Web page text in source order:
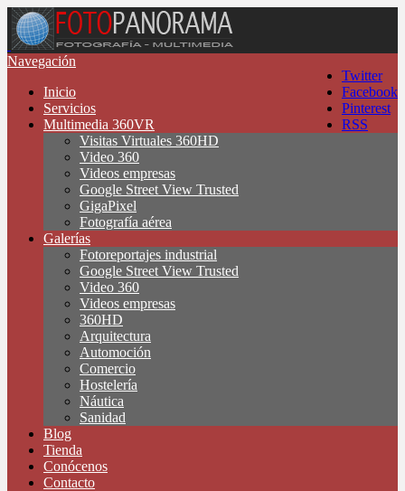
Twitter
Facebook
Pinterest
RSS
Navegación
Inicio
Servicios
Multimedia 360VR
Visitas Virtuales 360HD
Video 360
Videos empresas
Google Street View Trusted
GigaPixel
Fotografía aérea
Galerías
Fotoreportajes industrial
Google Street View Trusted
Video 360
Videos empresas
360HD
Arquitectura
Automoción
Comercio
Hostelería
Náutica
Sanidad
Blog
Tienda
Conócenos
Contacto